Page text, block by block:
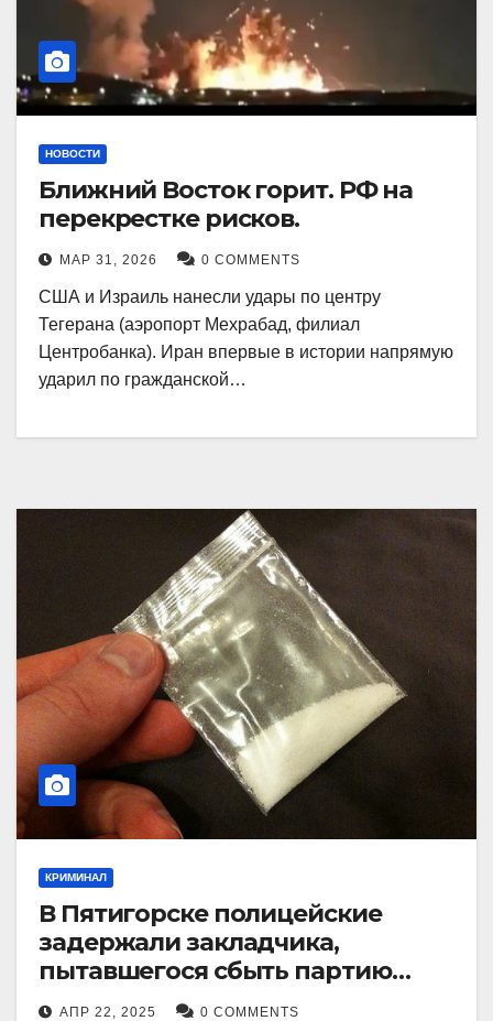
НОВОСТИ
Ближний Восток горит. РФ на
перекрестке рисков.
МАР 31, 2026 0 COMMENTS
США и Израиль нанесли удары по центру
Тегерана (аэропорт Мехрабад, филиал
Центробанка). Иран впервые в истории напрямую
ударил по гражданской…
КРИМИНАЛ
В Пятигорске полицейские
задержали закладчика,
пытавшегося сбыть партию
синтетического наркотика
АПР 22, 2025 0 COMMENTS